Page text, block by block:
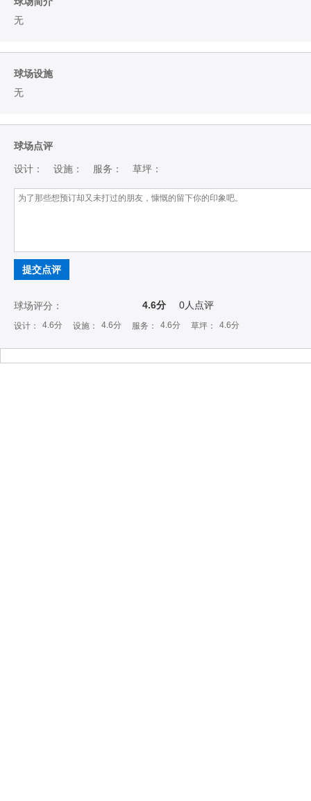
无
球场设施
无
球场点评
设计： 设施： 服务： 草坪：
提交点评
球场评分： 4.6分 0人点评
设计： 4.6分 设施： 4.6分 服务： 4.6分 草坪： 4.6分